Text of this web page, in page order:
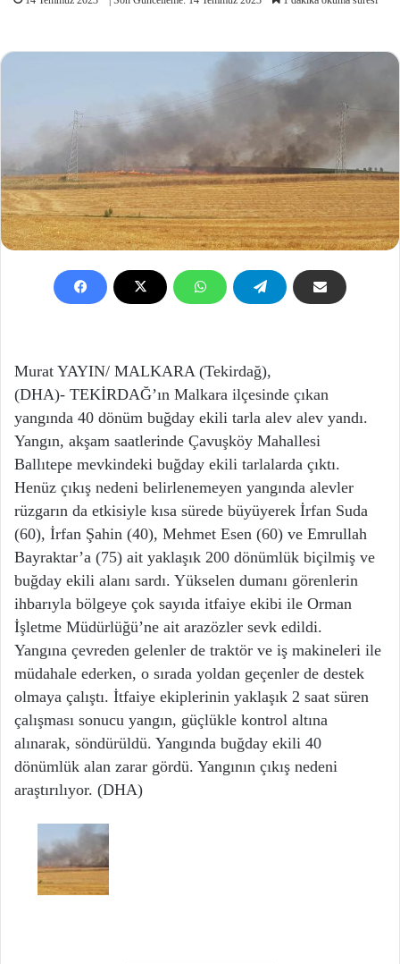
Murat YAYIN/ MALKARA (Tekirdağ),
(DHA)- TEKİRDAĞ’ın Malkara ilçesinde çıkan
yangında 40 dönüm buğday ekili tarla alev alev yandı.
Yangın, akşam saatlerinde Çavuşköy Mahallesi
Ballıtepe mevkindeki buğday ekili tarlalarda çıktı.
Henüz çıkış nedeni belirlenemeyen yangında alevler
rüzgarın da etkisiyle kısa sürede büyüyerek İrfan Suda
(60), İrfan Şahin (40), Mehmet Esen (60) ve Emrullah
Bayraktar’a (75) ait yaklaşık 200 dönümlük biçilmiş ve
buğday ekili alanı sardı. Yükselen dumanı görenlerin
ihbarıyla bölgeye çok sayıda itfaiye ekibi ile Orman
İşletme Müdürlüğü’ne ait arazözler sevk edildi.
Yangına çevreden gelenler de traktör ve iş makineleri ile
müdahale ederken, o sırada yoldan geçenler de destek
olmaya çalıştı. İtfaiye ekiplerinin yaklaşık 2 saat süren
çalışması sonucu yangın, güçlükle kontrol altına
alınarak, söndürüldü. Yangında buğday ekili 40
dönümlük alan zarar gördü. Yangının çıkış nedeni
araştırılıyor. (DHA)